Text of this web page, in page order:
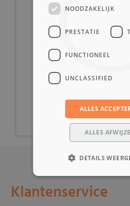
€ 1,99
Klantenservice
NOODZAKELIJK
PRESTATIE
FUNCTIONEEL
UNCLASSIFIED
ALLES
ALLES
DETAILS